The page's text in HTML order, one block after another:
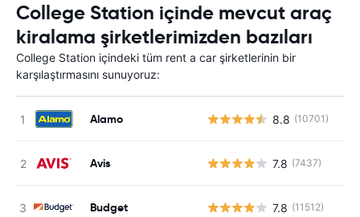
College Station içinde mevcut araç
kiralama şirketlerimizden bazıları
College Station içindeki tüm rent a car şirketlerinin bir
karşılaştırmasını sunuyoruz:
Alamo 8.8 (10701)
Avis 7.8 (7437)
Budget 7.8 (11512)